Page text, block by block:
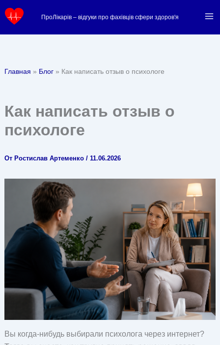
ПроЛікарів – відгуки про фахівців сфери здоров'я
Главная Блог Как написать отзыв о психологе
Как написать отзыв о
психологе
От Ростислав Артеменко / 11.06.2026
Вы когда-нибудь выбирали психолога через интернет?